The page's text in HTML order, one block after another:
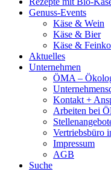
Genuss-Events
Käse & Wein
Käse & Bier
Käse &
Aktuelles
Unternehmen
ÖMA –
Kontakt +
Arbeiten bei
Vertriebsbüro
Impressum
AGB
Suche